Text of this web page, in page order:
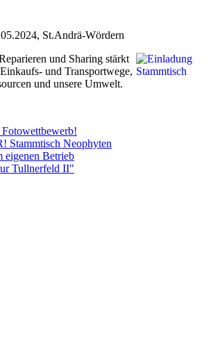
St.Andrä-Wördern
und Sharing stärkt
und Transportwege,
und unsere Umwelt.
Neophyten
eigenen Betrieb
Tullnerfeld II"